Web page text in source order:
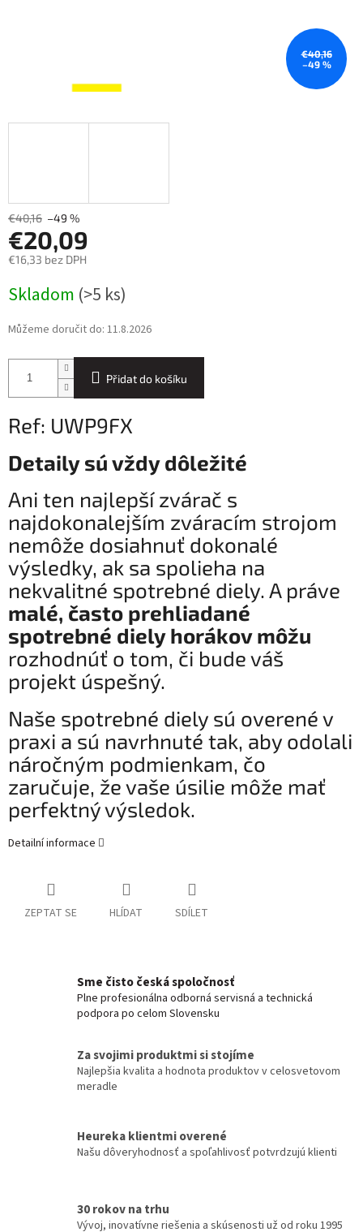
€40,16
–49 %
€40,16 –49 %
€20,09
€16,33 bez DPH
cena:
Skladom (>5 ks)
Můžeme doručit do: 11.8.2026
Přidat do košíku
Ref: UWP9FX
Detaily sú vždy dôležité
Ani ten najlepší zvárač s
najdokonalejším zváracím strojom
nemôže dosiahnuť dokonalé
výsledky, ak sa spolieha na
nekvalitné spotrebné diely. A práve
malé, často prehliadané
spotrebné diely horákov môžu
rozhodnúť o tom, či bude váš
projekt úspešný.
Naše spotrebné diely sú overené v
praxi a sú navrhnuté tak, aby odolali
náročným podmienkam, čo
zaručuje, že vaše úsilie môže mať
perfektný výsledok.
Detailní informace
ZEPTAT SE HLÍDAT SDÍLET
Sme čisto česká spoločnosť
Plne profesionálna odborná servisná a technická
podpora po celom Slovensku
Za svojimi produktmi si stojíme
Najlepšia kvalita a hodnota produktov v celosvetovom
meradle
Heureka klientmi overené
Našu dôveryhodnosť a spoľahlivosť potvrdzujú klienti
30 rokov na trhu
Vývoj, inovatívne riešenia a skúsenosti už od roku 1995